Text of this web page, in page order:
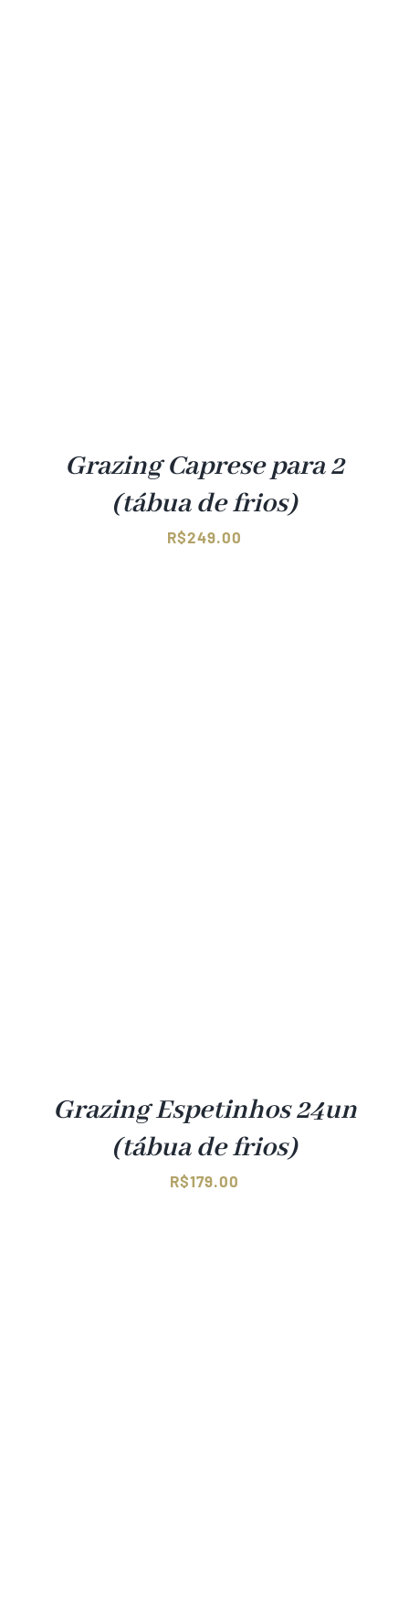
Grazing Caprese para 2
(tábua de frios)
R$249.00
Grazing Espetinhos 24un
(tábua de frios)
R$179.00